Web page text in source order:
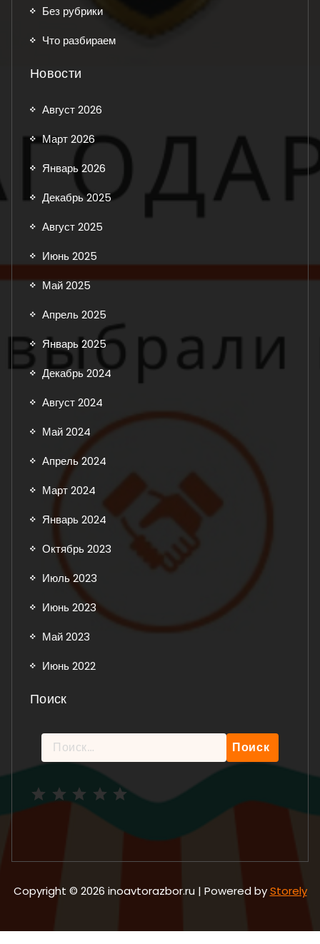
Без рубрики
Что разбираем
Новости
Август 2026
Март 2026
Январь 2026
Декабрь 2025
Август 2025
Июнь 2025
Май 2025
Апрель 2025
Январь 2025
Декабрь 2024
Август 2024
Май 2024
Апрель 2024
Март 2024
Январь 2024
Октябрь 2023
Июль 2023
Июнь 2023
Май 2023
Июнь 2022
Поиск
Найти:
Copyright © 2026 inoavtorazbor.ru | Powered byStorely